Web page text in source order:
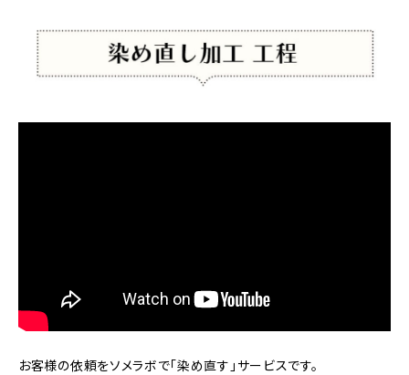
お客様の依頼をソメラボで「染め直す」サービスです。